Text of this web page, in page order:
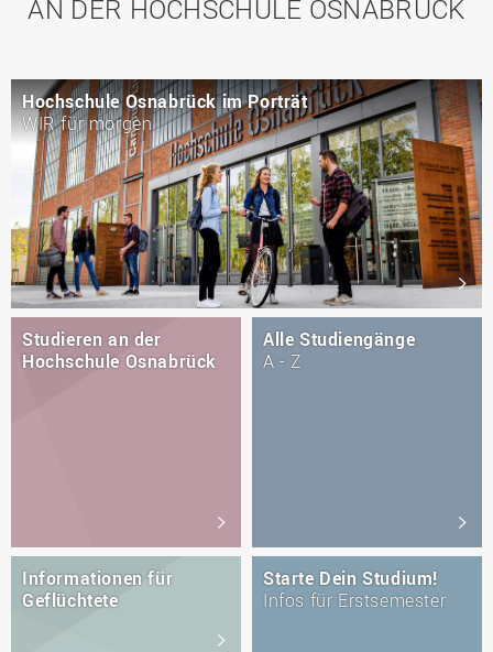
AN DER HOCHSCHULE OSNABRÜCK
Hochschule Osnabrück im Porträt
WIR für morgen
Studieren an der
Hochschule Osnabrück
Alle Studiengänge
A - Z
Informationen für
Geflüchtete
Starte Dein Studium!
Infos für Erstsemester